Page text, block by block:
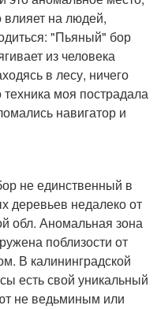
влияет на людей,
"Пьяный" бор
из человека
в лесу, ничего
моя пострадала
навигатор и
не единственный в
деревьев недалеко от
обл. Аномальная зона
поблизости от
В калининградской
есть свой уникальный
не ведьминым или